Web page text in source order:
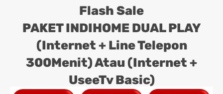
Flash Sale
PAKET INDIHOME DUAL PLAY
(Internet + Line Telepon
300Menit) Atau (Internet +
UseeTv Basic)